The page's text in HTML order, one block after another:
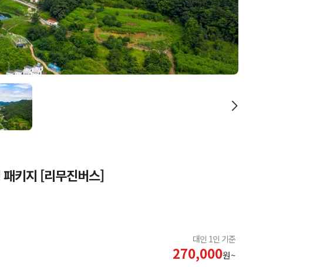
키지 [리무진버스]
대인 1인 기준
270,000원~